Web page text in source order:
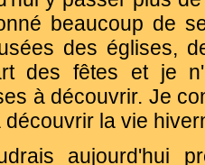
beaucoup de
des églises,
des fêtes et je
à découvrir. Je
découvrir la vie
aujourd'hui